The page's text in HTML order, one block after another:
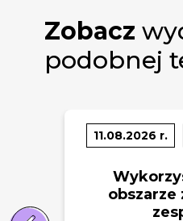
Zobacz
podobnej
11.08.2026 r.
obszarze